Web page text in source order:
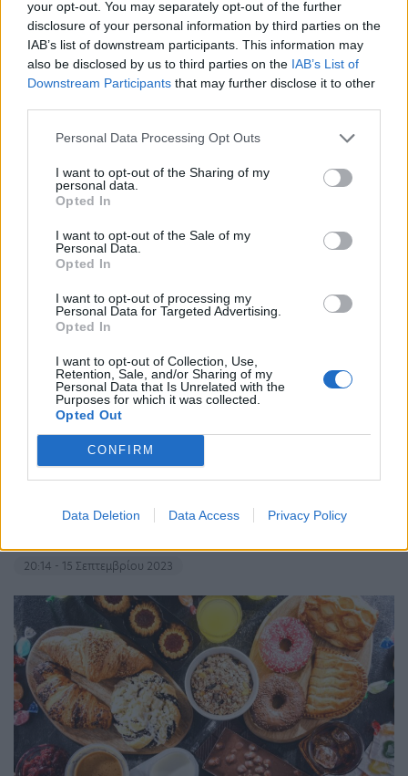
your opt-out. You may separately opt-out of the further
disclosure of your personal information by third parties on the
IAB’s list of downstream participants. This information may
also be disclosed by us to third parties on the IAB’s List of
Downstream Participants that may further disclose it to other
Personal Data Processing Opt Outs
I want to opt-out of the Sharing of my
personal data.
Opted In
I want to opt-out of the Sale of my
Personal Data.
Opted In
I want to opt-out of processing my
Personal Data for Targeted Advertising.
Opted In
I want to opt-out of Collection, Use,
Retention, Sale, and/or Sharing of my
Personal Data that Is Unrelated with the
Purposes for which it was collected.
Opted Out
CONFIRM
Data Deletion Data Access Privacy Policy
11:16 - 9 Σεπτεμβρίου 2021
Θέση για το συμβάν έλαβαν τα σωματεία «Άσμα,
Μέτρον και το Πανελλήνιο Σωματείο Ελλήνων
Τραγουδιστών»
Σε νέα ώρα το «Mega
20:14 - 15 Σεπτεμβρίου 2023